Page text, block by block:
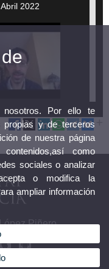
2022
FRIOUX.
estudios
en España
Jornada
Piñero
nosotros. Por ello te
propias y de terceros
de nuestra página
como
sociales o analizar
o modifica la
ampliar información